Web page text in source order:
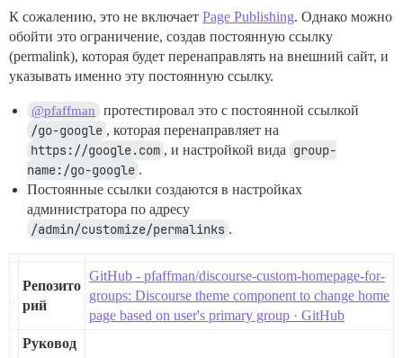
К сожалению, это не включает Page Publishing. Однако можно
обойти это ограничение, создав постоянную ссылку
(permalink), которая будет перенаправлять на внешний сайт, и
указывать именно эту постоянную ссылку.
@pfaffman протестировал это с постоянной ссылкой
/go-google , которая перенаправляет на
https://google.com , и настройкой вида group-
name:/go-google .
Постоянные ссылки создаются в настройках
администратора по адресу
/admin/customize/permalinks .
Репозито
рий
GitHub - pfaffman/discourse-custom-homepage-for-
groups: Discourse theme component to change home
page based on user's primary group · GitHub
Руковод